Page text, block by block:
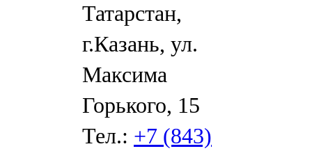
Татарстан,
г.Казань, ул.
Максима
Горького, 15
Тел.: +7 (843)